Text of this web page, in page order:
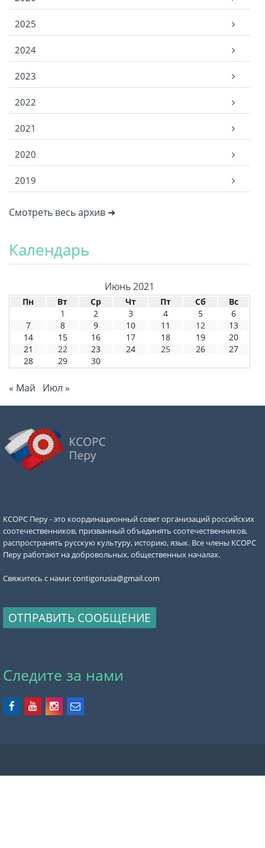
2025
2024
2023
2022
2021
2020
2019
Смотреть весь архив ➜
Календарь
Июнь 2021
Пн Вт Ср Чт Пт Сб
Вс
1
2 3 4 5
6
7
8 9 10 11 12
13
14
15 16 17 18 19
20
21
22 23 24 25 26
27
28
29 30
« Май Июл »
КСОРС Перу - это координационный совет организаций российских
соотечественников, призванный объединять соотечественников,
распространять русскую культуру, историю, язык. Все члены КСОРС
Перу работают на добровольных, общественных началах.
Свяжитесь с нами:contigorusia@gmail.com
ОТПРАВИТЬ СООБЩЕНИЕ
Следите за нами